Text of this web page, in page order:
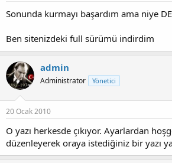
Sonunda kurmayı başardım ama niye
Ben sitenizdeki full sürümü indirdim
admin
Administrator Yönetici
20 Ocak 2010
O yazı herkesde çıkıyor. Ayarlardan
düzenleyerek oraya istediğiniz bir yazı